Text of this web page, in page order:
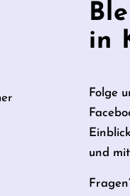
in
Folge
und